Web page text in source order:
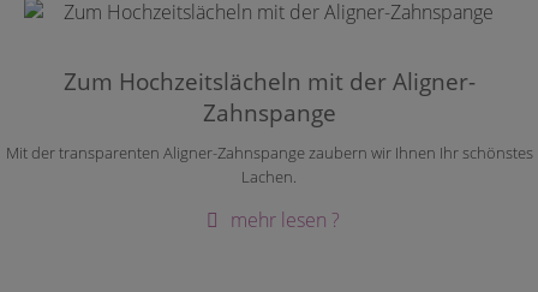
Zum Hochzeitslächeln mit der Aligner-
Zahnspange
Mit der transparenten Aligner-Zahnspange zaubern wir Ihnen Ihr schönstes
Lachen.
mehr lesen ?